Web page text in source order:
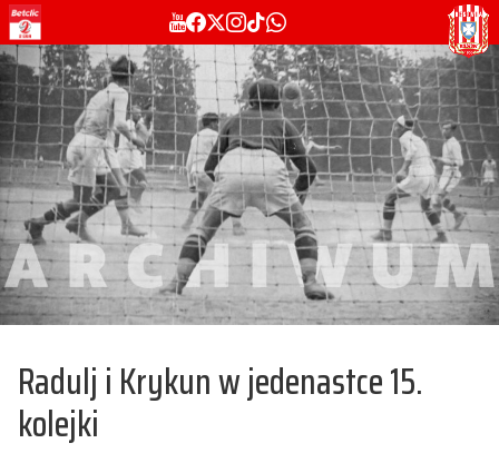
Radulj i Krykun w jedenastce 15.
kolejki